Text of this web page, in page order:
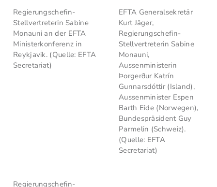
Regierungschefin-
Stellvertreterin Sabine
Monauni an der EFTA
Ministerkonferenz in
Reykjavik. (Quelle: EFTA
Secretariat)
EFTA Generalsekretär
Kurt Jäger,
Regierungschefin-
Stellvertreterin Sabine
Monauni,
Aussenministerin
Þorgerður Katrín
Gunnarsdóttir (Island),
Aussenminister Espen
Barth Eide (Norwegen),
Bundespräsident Guy
Parmelin (Schweiz).
(Quelle: EFTA
Secretariat)
Regierungschefin-